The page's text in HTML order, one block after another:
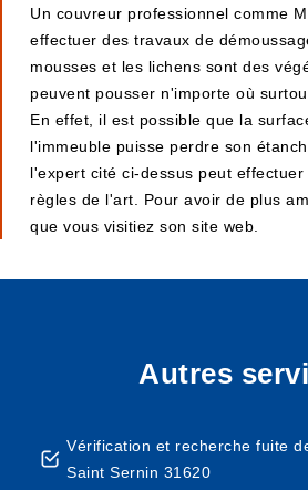
Un couvreur professionnel comme
effectuer des travaux de
mousses et les lichens sont des
peuvent pousser n'importe où
En effet, il est possible que la
l'immeuble puisse perdre son
l'expert cité ci-dessus peut
règles de l'art. Pour avoir de plus
que vous visitiez son site web.
Autres
Vérification et recherche fuite
Saint Sernin 31620